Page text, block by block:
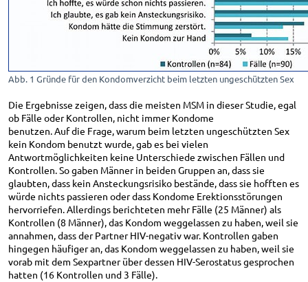
Abb. 1 Gründe für den Kondomverzicht beim letzten ungeschützten Sex
Die Ergebnisse zeigen, dass die meisten MSM in dieser Studie, egal
ob Fälle oder Kontrollen, nicht immer Kondome
benutzen. Auf die Frage, warum beim letzten ungeschützten Sex
kein Kondom benutzt wurde, gab es bei vielen
Antwortmöglichkeiten keine Unterschiede zwischen Fällen und
Kontrollen. So gaben Männer in beiden Gruppen an, dass sie
glaubten, dass kein Ansteckungsrisiko bestände, dass sie hofften es
würde nichts passieren oder dass Kondome Erektionsstörungen
hervorriefen. Allerdings berichteten mehr Fälle (25 Männer) als
Kontrollen (8 Männer), das Kondom weggelassen zu haben, weil sie
annahmen, dass der Partner HIV-negativ war. Kontrollen gaben
hingegen häufiger an, das Kondom weggelassen zu haben, weil sie
vorab mit dem Sexpartner über dessen HIV-Serostatus gesprochen
hatten (16 Kontrollen und 3 Fälle).